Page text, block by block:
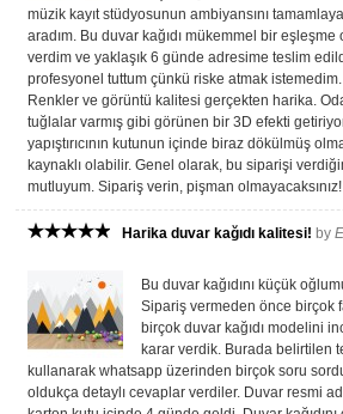
müzik kayıt stüdyosunun ambiyansını
aradım. Bu duvar kağıdı mükemmel bir
verdim ve yaklaşık 6 günde adresime teslim
profesyonel tuttum çünkü riske atmak istemedim.
Renkler ve görüntü kalitesi gerçekten harika.
tuğlalar varmış gibi görünen bir 3D efekti
yapıştırıcının kutunun içinde biraz dökülmüş
kaynaklı olabilir. Genel olarak, bu siparişi
mutluyum. Sipariş verin, pişman olmayacaksınız!
Harika duvar kağıdı kalitesi! by
Bu duvar kağıdını küçük
Sipariş vermeden önce birçok
birçok duvar kağıdı modelini
karar verdik. Burada belirtilen
kullanarak whatsapp üzerinden birçok soru
oldukça detaylı cevaplar verdiler. Duvar resmi